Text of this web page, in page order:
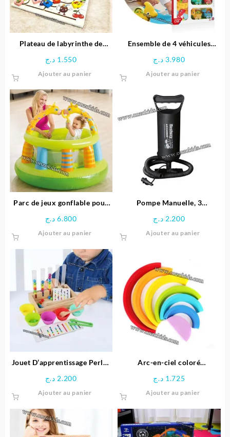
choisies
sur
page
Plateau de labyrinthe de
Space Boy
1.550 د.ج
Ajouter au panier
Ensemble de 4 véhicules
– HUANGER
3.980 د.ج
Ajouter au panier
Parc de jeux gonflable pour
6.800 د.ج
Ajouter au panier
Pompe Manuelle, 3
Plastique – Noir
2.200 د.ج
Ajouter au panier
Jouet D’apprentissage Perles
2.200 د.ج
Ajouter au panier
Arc-en-ciel coloré
1.725 د.ج
Ajouter au panier